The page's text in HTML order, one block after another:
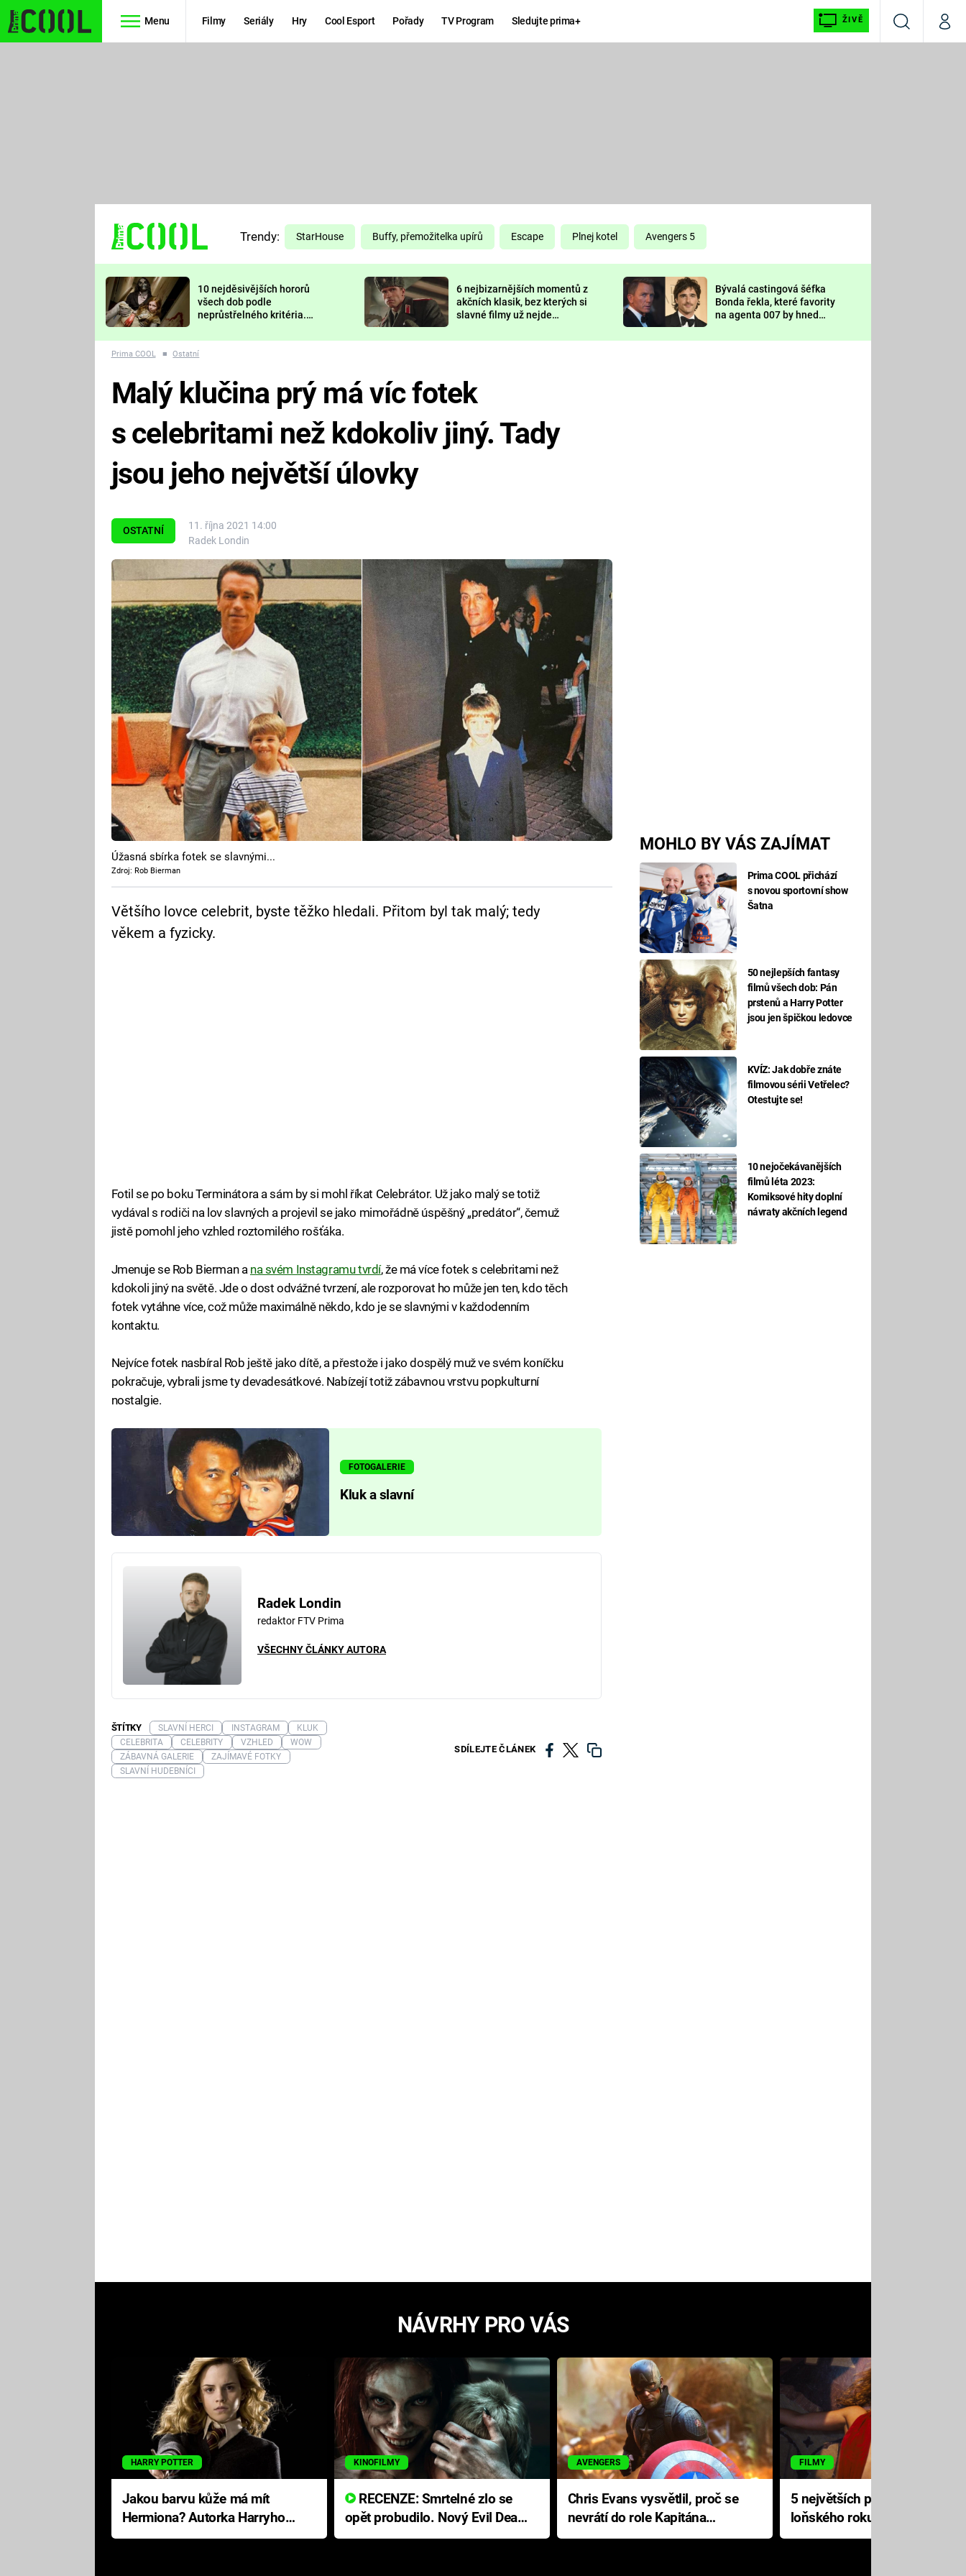
Menu Filmy Seriály Hry Cool Esport Pořady TV Program Sledujte prima+ ŽIVĚ
VyhledáváníMůj
TŘESKU
FUTURAMA
PREDÁTOR
DELIVERANCE
KOMEDIE
CHUCK
NORRIS
DEADPOOL
Prima LAJK
Sledujte nás
Trendy: StarHouse Buffy, přemožitelka upírů Escape Plnej kotel Avengers 5
10 nejděsivějších hororů
všech dob podle
neprůstřelného kritéria.
nejvíc zvednou tep?
6 nejbizarnějších momentů z
akčních klasik, bez kterých si
slavné filmy už nejde
Bývalá castingová šéfka
Bonda řekla, které favority
na agenta 007 by hned
Prima COOL ■ Ostatní
OSTATNÍ
11. října 2021 14:00
Radek Londin
MOHLO BY VÁS ZAJÍMAT
Prima COOL přichází
s novou sportovní show
Šatna
50 nejlepších fantasy
filmů všech dob: Pán
prstenů a Harry Potter
jsou jen špičkou ledovce
KVÍZ: Jak dobře znáte
filmovou sérii Vetřelec?
Otestujte se!
10 nejočekávanějších
filmů léta 2023:
Komiksové hity doplní
návraty akčních legend
Malý klučina prý má víc fotek
s celebritami než kdokoliv jiný. Tady
jsou jeho největší úlovky
Úžasná sbírka fotek se slavnými...
Zdroj: Rob Bierman
Většího lovce celebrit, byste těžko hledali. Přitom byl tak malý; tedy
věkem a fyzicky.
Fotil se po boku Terminátora a sám by si mohl říkat Celebrátor. Už jako malý se totiž
vydával s rodiči na lov slavných a projevil se jako mimořádně úspěšný „predátor“, čemuž
jistě pomohl jeho vzhled roztomilého rošťáka.
Jmenuje se Rob Bierman a na svém Instagramu tvrdí, že má více fotek s celebritami než
kdokoli jiný na světě. Jde o dost odvážné tvrzení, ale rozporovat ho může jen ten, kdo těch
fotek vytáhne více, což může maximálně někdo, kdo je se slavnými v každodenním
kontaktu.
Nejvíce fotek nasbíral Rob ještě jako dítě, a přestože i jako dospělý muž ve svém koníčku
pokračuje, vybrali jsme ty devadesátkové. Nabízejí totiž zábavnou vrstvu popkulturní
nostalgie.
FOTOGALERIE
Kluk a slavní
Radek Londin
redaktor FTV Prima
VŠECHNY ČLÁNKY AUTORA
SDÍLEJTE ČLÁNEK
ŠTÍTKY SLAVNÍ HERCI INSTAGRAM
KLUK
CELEBRITA
CELEBRITY VZHLED
WOW
ZÁBAVNÁ GALERIE
ZAJÍMAVÉ FOTKY
SLAVNÍ HUDEBNÍCI
NÁVRHY PRO VÁS
HARRY POTTER
Jakou barvu kůže má mít
Hermiona? Autorka Harryho
Pottera přišla s ráznou
KINOFILMY
RECENZE: Smrtelné zlo se
opět probudilo. Nový Evil Dead
přichází s neodolatelnou
AVENGERS
Chris Evans vysvětlil, proč se
nevrátí do role Kapitána
Ameriky
FILMY
5 největších propadáků
loňského roku: Disney na
jediné katastrofě prodělal 200